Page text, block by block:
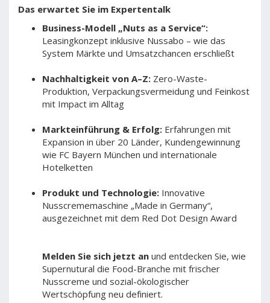
Das erwartet Sie im Expertentalk
Business-Modell „Nuts as a Service“:
Leasingkonzept inklusive Nussabo – wie das
System Märkte und Umsatzchancen erschließt
Nachhaltigkeit von A–Z: Zero-Waste-
Produktion, Verpackungsvermeidung und Feinkost
mit Impact im Alltag
Markteinführung & Erfolg: Erfahrungen mit
Expansion in über 20 Länder, Kundengewinnung
wie FC Bayern München und internationale
Hotelketten
Produkt und Technologie: Innovative
Nusscrememaschine „Made in Germany“,
ausgezeichnet mit dem Red Dot Design Award
Melden Sie sich jetzt an und entdecken Sie, wie
Supernutural die Food-Branche mit frischer
Nusscreme und sozial-ökologischer
Wertschöpfung neu definiert.